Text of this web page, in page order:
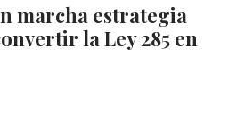
marcha estrategia
la Ley 285 en